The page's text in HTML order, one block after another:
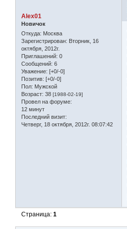
Alex01
Новичок
Откуда: Москва
Зарегистрирован: Вторник, 16
октября, 2012г.
Приглашений: 0
Сообщений: 6
Уважение: [+0/-0]
Позитив: [+0/-0]
Пол: Мужской
Возраст: 38 [1988-02-19]
Провел на форуме:
12 минут
Последний визит:
Четверг, 18 октября, 2012г. 08:07:42
Страница:1